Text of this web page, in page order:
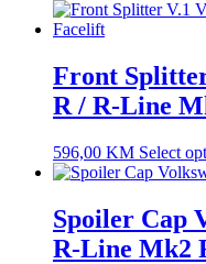
Front
R / R-Line
596,00 KM Select
Spoiler Cap
R-Line Mk2